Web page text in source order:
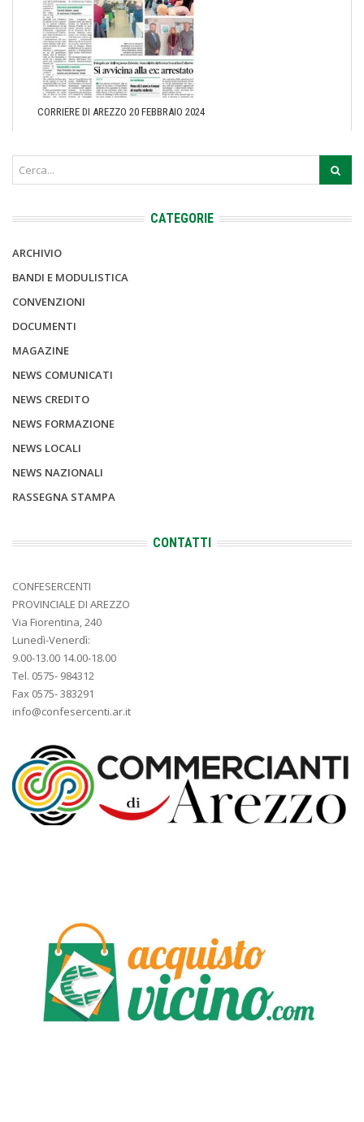
CORRIERE DI AREZZO 20 FEBBRAIO 2024
CATEGORIE
ARCHIVIO
BANDI E MODULISTICA
CONVENZIONI
DOCUMENTI
MAGAZINE
NEWS COMUNICATI
NEWS CREDITO
NEWS FORMAZIONE
NEWS LOCALI
NEWS NAZIONALI
RASSEGNA STAMPA
CONTATTI
CONFESERCENTI
PROVINCIALE DI AREZZO
Via Fiorentina, 240
Lunedì-Venerdì:
9.00-13.00 14.00-18.00
Tel. 0575- 984312
Fax 0575- 383291
info@confesercenti.ar.it